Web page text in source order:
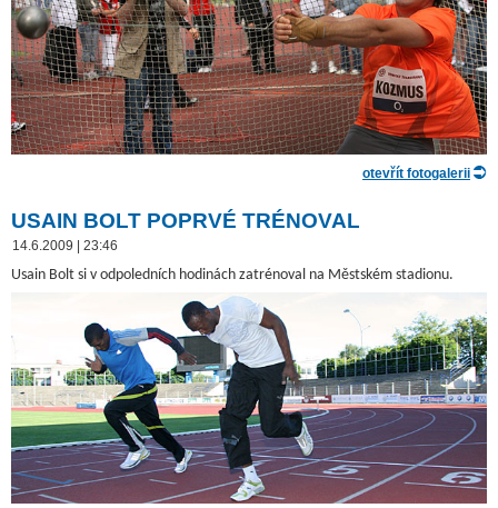
otevřít fotogalerii
USAIN BOLT POPRVÉ TRÉNOVAL
14.6.2009 | 23:46
Usain Bolt si v odpoledních hodinách zatrénoval na Městském stadionu.